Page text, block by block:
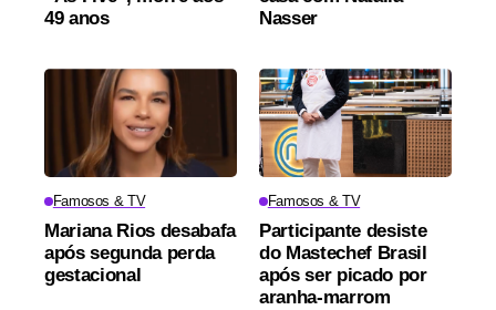
49 anos
Nasser
Famosos & TV
Mariana Rios desabafa
após segunda perda
gestacional
Famosos & TV
Participante desiste
do Mastechef Brasil
após ser picado por
aranha-marrom